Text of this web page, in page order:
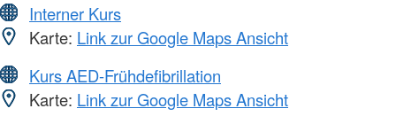
Interner Kurs
Karte: Link zur Google Maps Ansicht
Kurs AED-Frühdefibrillation
Karte: Link zur Google Maps Ansicht